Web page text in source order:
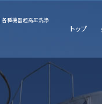
各種機器超高圧洗浄
トップ